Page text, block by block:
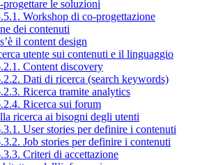
progettare le soluzioni
Workshop di co-progettazione
dei contenuti
il content design
utente sui contenuti e il linguaggio
Content discovery
Dati di ricerca (search keywords)
Ricerca tramite analytics
Ricerca sui forum
ricerca ai bisogni degli utenti
User stories per definire i contenuti
Job stories per definire i contenuti
Criteri di accettazione